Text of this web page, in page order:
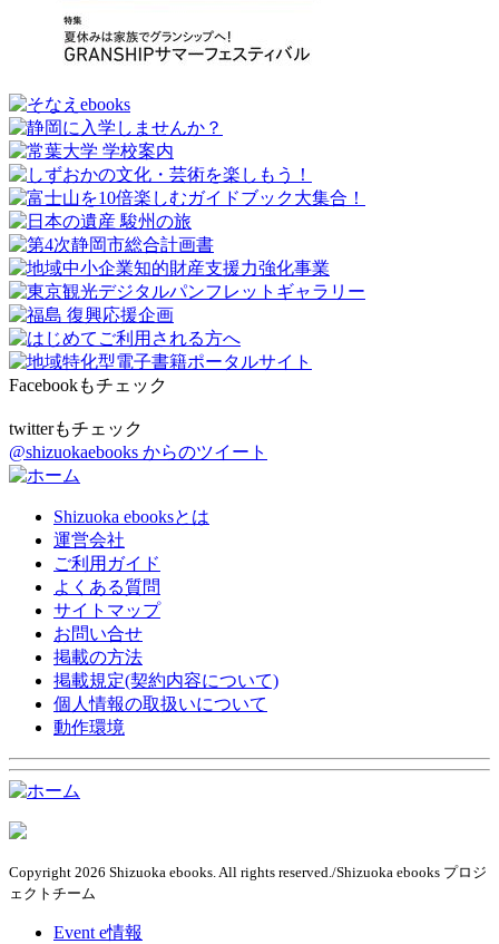
Facebookもチェック
twitterもチェック
@shizuokaebooks からのツイート
Shizuoka ebooksとは
運営会社
ご利用ガイド
よくある質問
サイトマップ
お問い合せ
掲載の方法
掲載規定(契約内容について)
個人情報の取扱いについて
動作環境
Copyright 2026 Shizuoka ebooks. All rights reserved./Shizuoka ebooks プロジ
ェクトチーム
Event e情報